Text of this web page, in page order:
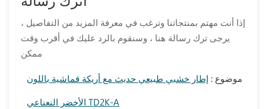
إذا أنت مهتم بمنتجاتنا وترغب في معرفة المزيد من التفاصيل ،
يرجى ترك رسالة هنا ، وسنقوم بالرد عليك في أقرب وقت
ممكن
موضوع : إطار خشبي طبيعي حديث مع أريكة قماشية باللون
الأخضر النعناعي TD2K-A